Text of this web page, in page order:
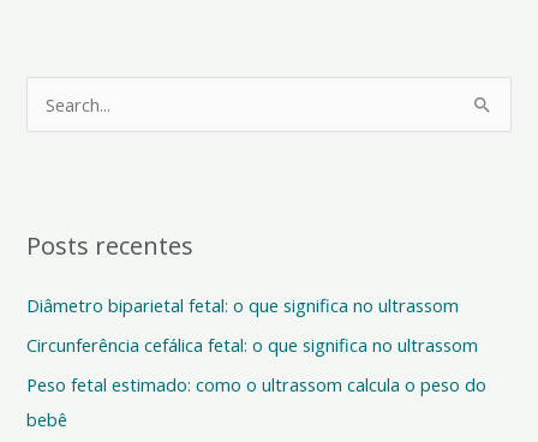
u
s
a
r
p
Posts recentes
Diâmetro biparietal fetal: o que significa no ultrassom
Circunferência cefálica fetal: o que significa no ultrassom
Peso fetal estimado: como o ultrassom calcula o peso do
bebê